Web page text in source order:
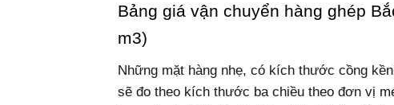
Bảng giá vận chuyển hàng ghép
m3)
Những mặt hàng nhẹ, có kích thước cồng
sẽ đo theo kích thước ba chiều theo đơn vị